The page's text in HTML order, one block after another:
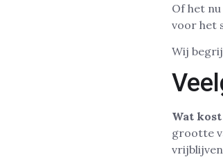
Of het
voor het
Wij
Wat
grootte